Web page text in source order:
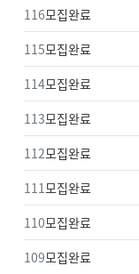
116모집완료
115모집완료
114모집완료
113모집완료
112모집완료
111모집완료
110모집완료
109모집완료